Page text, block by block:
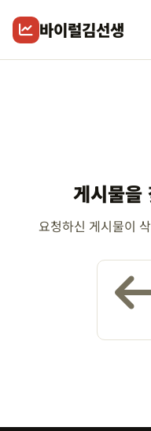
바이럴김선생
게시물을
요청하신 게시물이